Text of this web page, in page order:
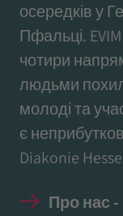
осередків у
Пфальці.
чотири
людьми
молоді та
є
Diakonie
Про нас -